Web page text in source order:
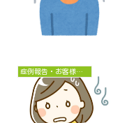
症例報告・お客様の声